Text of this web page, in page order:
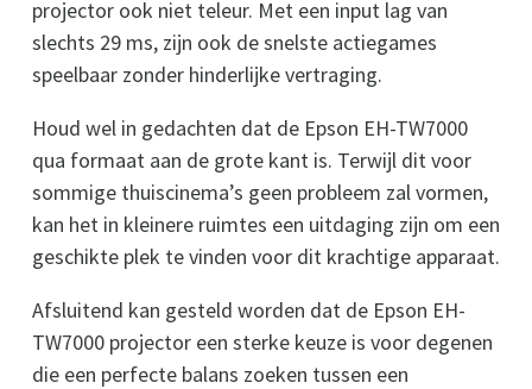
projector ook niet teleur. Met een input lag van
slechts 29 ms, zijn ook de snelste actiegames
speelbaar zonder hinderlijke vertraging.
Houd wel in gedachten dat de Epson EH-TW7000
qua formaat aan de grote kant is. Terwijl dit voor
sommige thuiscinema’s geen probleem zal vormen,
kan het in kleinere ruimtes een uitdaging zijn om een
geschikte plek te vinden voor dit krachtige apparaat.
Afsluitend kan gesteld worden dat de Epson EH-
TW7000 projector een sterke keuze is voor degenen
die een perfecte balans zoeken tussen een